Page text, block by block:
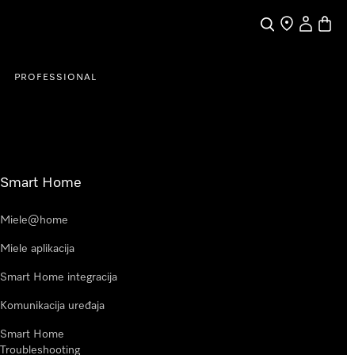
PretragaTraženjeKorisnički
PROFESSIONAL
Smart Home
Miele@home
Miele aplikacija
Smart Home integracija
Komunikacija uređaja
Smart Home
Troubleshooting